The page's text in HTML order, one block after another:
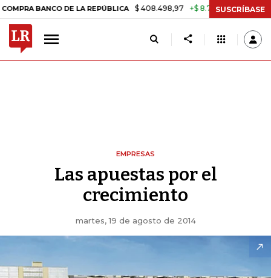
DE LA REPÚBLICA $ 408.498,97 +$ 8.753,81 +2,19% TASA DE
SUSCRÍBASE
EMPRESAS
Las apuestas por el
crecimiento
martes, 19 de agosto de 2014